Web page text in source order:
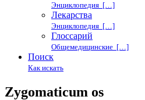
Энциклопедия […]
Лекарства
Энциклопедия […]
Глоссарий
Общемедицинские […]
Поиск
Как искать
Zygomaticum os